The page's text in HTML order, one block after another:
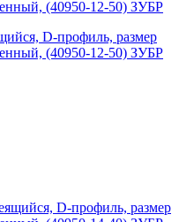
D-профиль, размер
(40950-12-50) ЗУБР